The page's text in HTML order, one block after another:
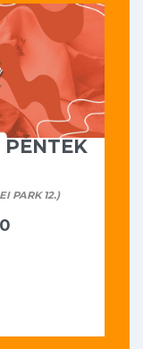
PARK 12.)